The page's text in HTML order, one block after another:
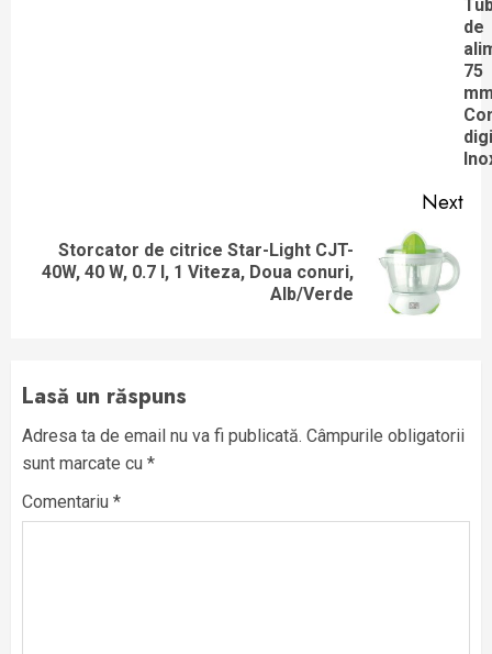
de
75
Next
Next
Storcator de citrice Star-Light CJT-
40W, 40 W, 0.7 l, 1 Viteza, Doua conuri,
Alb/Verde
Lasă un răspuns
Adresa ta de email nu va fi publicată. Câmpurile obligatorii
sunt marcate cu *
Comentariu *